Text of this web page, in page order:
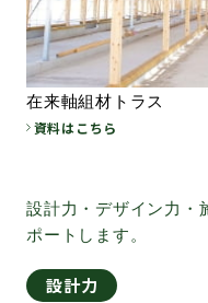
在来軸組材トラス
資料はこちら
設計力・デザイン力・
ポートします。
設計力